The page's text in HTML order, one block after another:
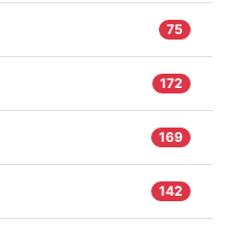
75
172
169
142